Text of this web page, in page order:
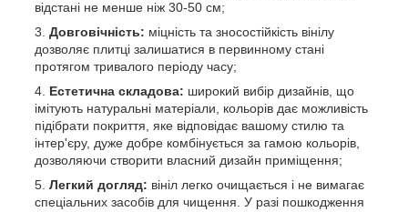
відстані не менше ніж 30-50 см;
Довговічність: міцність та зносостійкість вінілу
дозволяє плитці залишатися в первинному стані
протягом тривалого періоду часу;
Естетична складова: широкий вибір дизайнів, що
імітують натуральні матеріали, кольорів дає можливість
підібрати покриття, яке відповідає вашому стилю та
інтер'єру, дуже добре комбінується за гамою кольорів,
дозволяючи створити власний дизайн приміщення;
Легкий догляд: вініл легко очищається і не вимагає
спеціальних засобів для чищення. У разі пошкодження